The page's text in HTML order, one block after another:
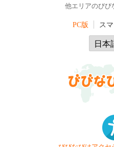
他エリアのびび
PC版 ス